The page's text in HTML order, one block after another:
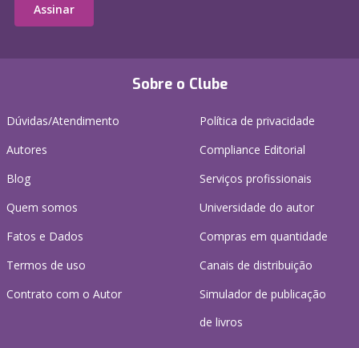
Sobre o Clube
Dúvidas/Atendimento
Autores
Blog
Quem somos
Fatos e Dados
Termos de uso
Contrato com o Autor
Política de privacidade
Compliance Editorial
Serviços profissionais
Universidade do autor
Compras em quantidade
Canais de distribuição
Simulador de publicação
de livros
Assinar